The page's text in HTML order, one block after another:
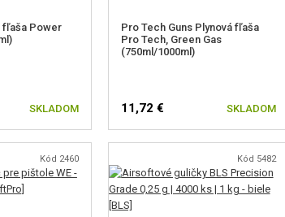
fľaša Power
SKLADOM
Pro Tech Guns Plynová fľaša
Pro Tech, Green Gas
(750ml/1000ml)
11,72 € SKLADOM
Kód 2460 Kód 5482